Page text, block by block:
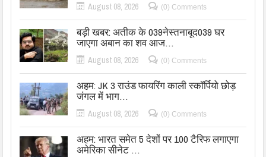
August 08, 2026 (0) Comments
बड़ी खबर: अतीक के 039नेस्तनाबूद039 घर
जाएगा अबान का शव आज…
August 08, 2026 (0) Comments
अहम: JK 3 राउंड फायरिंग काली स्कॉर्पियो छोड़
जंगल में भाग…
August 08, 2026 (0) Comments
अहम: भारत समेत 5 देशों पर 100 टैरिफ लगाएगा
अमेरिका सीनेट …